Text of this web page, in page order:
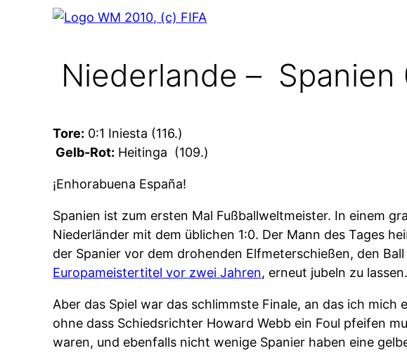
Niederlande – Spanien
Tore: 0:1 Iniesta (116.)
Gelb-Rot: Heitinga (109.)
¡Enhorabuena España!
Spanien ist zum ersten Mal Fußballweltmeister. In einem
Niederländer mit dem üblichen 1:0. Der Mann des Tages
der Spanier vor dem drohenden Elfmeterschießen, den
Europameistertitel vor zwei Jahren, erneut jubeln zu lassen.
Aber das Spiel war das schlimmste Finale, an das ich
ohne dass Schiedsrichter Howard Webb ein Foul pfeifen
waren, und ebenfalls nicht wenige Spanier haben eine